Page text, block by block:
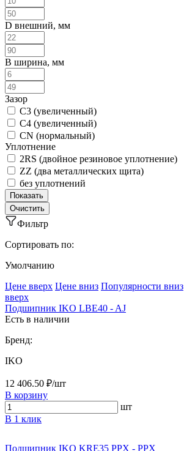
D внешний, мм
B ширина, мм
Зазор
C3 (увеличенный)
C4 (увеличенный)
CN (нормальный)
Уплотнение
2RS (двойное резиновое уплотнение)
ZZ (два металлических щита)
без уплотнений
Фильтр
Сортировать по:
Умолчанию
Ценe вверх Ценe вниз Популярности вниз
вверх
Подшипник IKO LBE40 - AJ
Есть в наличии
Бренд:
IKO
12 406.50 ₽/шт
В корзину
шт
В 1 клик
Подшипник IKO KRE35 PPX - PPX